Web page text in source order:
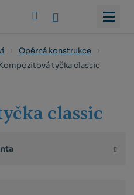
Opěrná konstrukce
tyčka classic
classic